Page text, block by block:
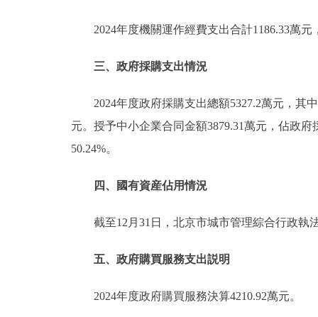
2024年度機關運作經費支出合計1186.33萬
三、政府採購支出情況
2024年度政府採購支出總額5327.2萬元，其
元。授予中小企業合同金額3879.31萬元，佔政
50.24%。
四、國有資産佔用情況
截至12月31日，北京市城市管理綜合行政執
五、政府購買服務支出説明
2024年度政府購買服務決算4210.92萬元。